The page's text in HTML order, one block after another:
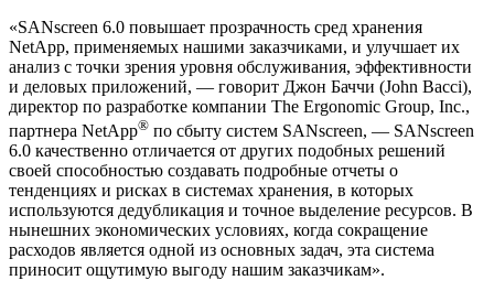
«SANscreen 6.0 повышает прозрачность сред хранения
NetApp, применяемых нашими заказчиками, и улучшает их
анализ с точки зрения уровня обслуживания, эффективности
и деловых приложений, — говорит Джон Баччи (John Bacci),
директор по разработке компании The Ergonomic Group, Inc.,
партнера NetApp® по сбыту систем SANscreen, — SANscreen
6.0 качественно отличается от других подобных решений
своей способностью создавать подробные отчеты о
тенденциях и рисках в системах хранения, в которых
используются дедубликация и точное выделение ресурсов. В
нынешних экономических условиях, когда сокращение
расходов является одной из основных задач, эта система
приносит ощутимую выгоду нашим заказчикам».